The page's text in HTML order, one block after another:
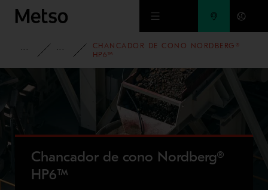
Ir al contenido principal
PORTAFOLIOCHANCADORES DE CONO NORDBERG®
CHANCADOR DE CONO NORDBERG®
HP6™
Chancador de cono Nordberg®
HP6™